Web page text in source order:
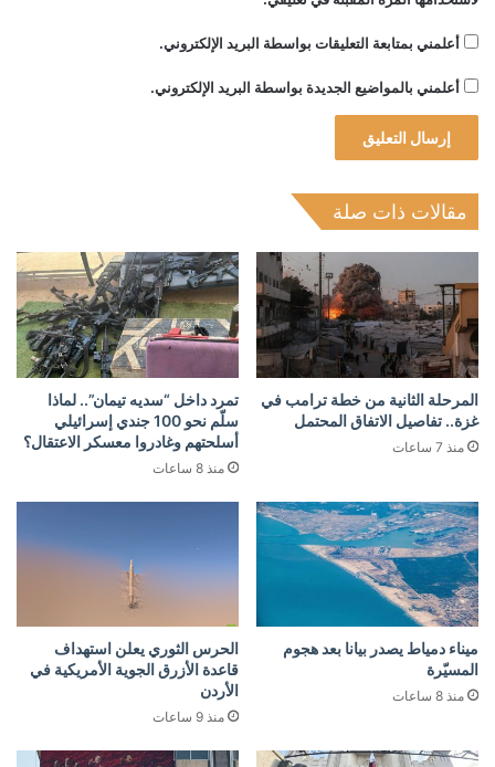
أعلمني بمتابعة التعليقات بواسطة البريد الإلكتروني.
أعلمني بالمواضيع الجديدة بواسطة البريد الإلكتروني.
مقالات ذات صلة
المرحلة الثانية من خطة ترامب في
غزة.. تفاصيل الاتفاق المحتمل
منذ 7 ساعات
تمرد داخل “سديه تيمان”.. لماذا
سلّم نحو 100 جندي إسرائيلي
أسلحتهم وغادروا معسكر الاعتقال؟
منذ 8 ساعات
ميناء دمياط يصدر بيانا بعد هجوم
المسيّرة
منذ 8 ساعات
الحرس الثوري يعلن استهداف
قاعدة الأزرق الجوية الأمريكية في
الأردن
منذ 9 ساعات